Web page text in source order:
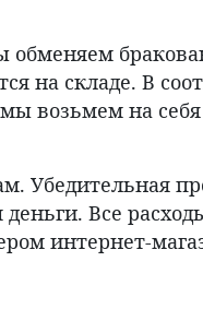
обменяем
на складе. В
возьмем на
Убедительная
Все
интернет-